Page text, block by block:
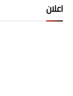
اعلان